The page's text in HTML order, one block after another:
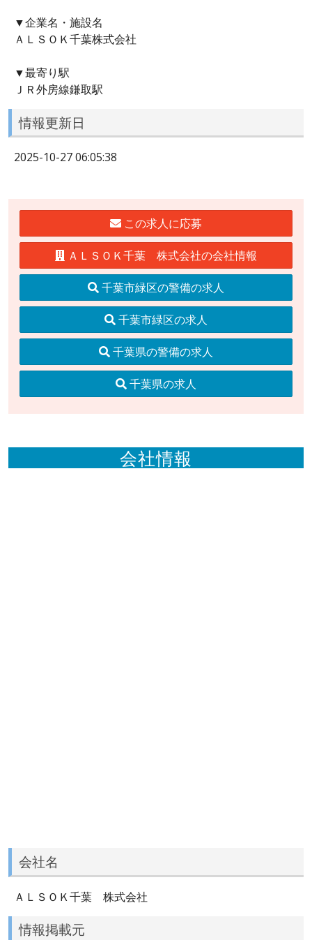
▼企業名・施設名
ＡＬＳＯＫ千葉株式会社
▼最寄り駅
ＪＲ外房線鎌取駅
情報更新日
2025-10-27 06:05:38
この求人に応募
ＡＬＳＯＫ千葉 株式会社の会社情報
千葉市緑区の警備の求人
千葉市緑区の求人
千葉県の警備の求人
千葉県の求人
会社情報
会社名
ＡＬＳＯＫ千葉 株式会社
情報掲載元